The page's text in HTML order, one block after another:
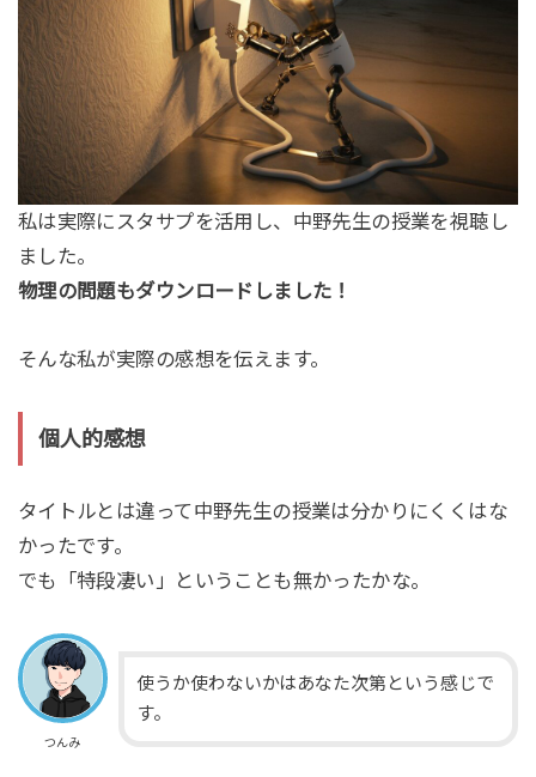
私は実際にスタサプを活用し、中野先生の授業を視聴し
ました。
物理の問題もダウンロードしました！
そんな私が実際の感想を伝えます。
個人的感想
タイトルとは違って中野先生の授業は分かりにくくはな
かったです。
でも「特段凄い」ということも無かったかな。
つんみ
使うか使わないかはあなた次第という感じで
す。